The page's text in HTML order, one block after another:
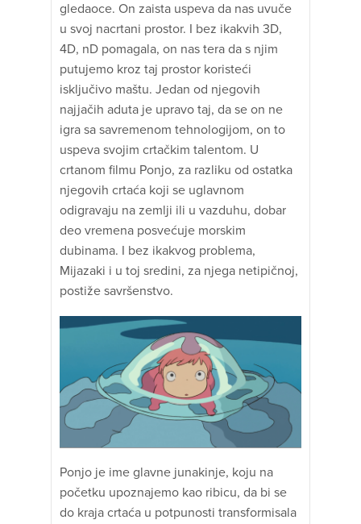
gledaoce. On zaista uspeva da nas uvuče
u svoj nacrtani prostor. I bez ikakvih 3D,
4D, nD pomagala, on nas tera da s njim
putujemo kroz taj prostor koristeći
isključivo maštu. Jedan od njegovih
najjačih aduta je upravo taj, da se on ne
igra sa savremenom tehnologijom, on to
uspeva svojim crtačkim talentom. U
crtanom filmu Ponjo, za razliku od ostatka
njegovih crtaća koji se uglavnom
odigravaju na zemlji ili u vazduhu, dobar
deo vremena posvećuje morskim
dubinama. I bez ikakvog problema,
Mijazaki i u toj sredini, za njega netipičnoj,
postiže savršenstvo.
Ponjo je ime glavne junakinje, koju na
početku upoznajemo kao ribicu, da bi se
do kraja crtaća u potpunosti transformisala